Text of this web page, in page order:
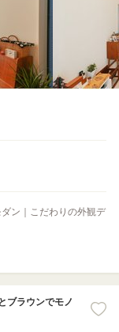
ン｜こだわりの外観デ
ブラウンでモノ